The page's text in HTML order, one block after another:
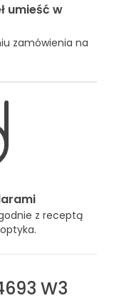
umieść w
zamówienia na
z receptą
W3